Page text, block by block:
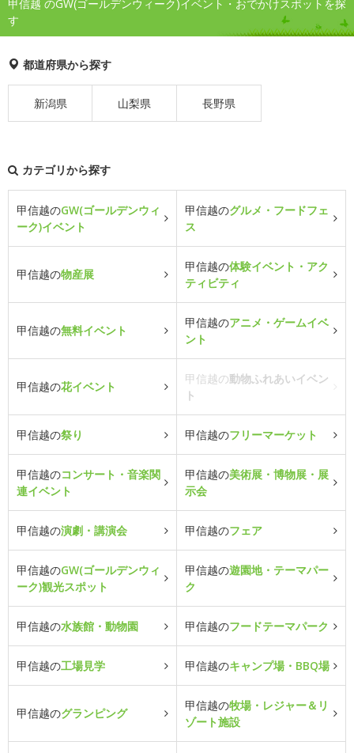
甲信越 のGW(ゴールデンウィーク)イベント・おでかけスポットを探
す
都道府県から探す
新潟県 山梨県 長野県
カテゴリから探す
甲信越のGW(ゴールデンウィ
ーク)イベント
甲信越のグルメ・フードフェ
ス
甲信越の物産展
甲信越の体験イベント・アク
ティビティ
甲信越の無料イベント
甲信越のアニメ・ゲームイベ
ント
甲信越の花イベント
甲信越の動物ふれあいイベン
ト
甲信越の祭り 甲信越のフリーマーケット
甲信越のコンサート・音楽関
連イベント
甲信越の美術展・博物展・展
示会
甲信越の演劇・講演会 甲信越のフェア
甲信越のGW(ゴールデンウィ
ーク)観光スポット
甲信越の遊園地・テーマパー
ク
甲信越の水族館・動物園 甲信越のフードテーマパーク
甲信越の工場見学 甲信越のキャンプ場・BBQ場
甲信越のグランピング
甲信越の牧場・レジャー＆リ
ゾート施設